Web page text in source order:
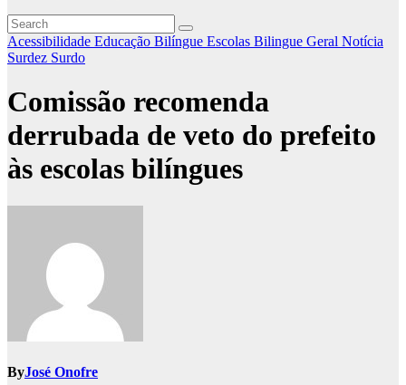
Acessibilidade Educação Bilíngue Escolas Bilingue Geral Notícia
Surdez Surdo
Comissão recomenda
derrubada de veto do prefeito
às escolas bilíngues
ByJosé Onofre